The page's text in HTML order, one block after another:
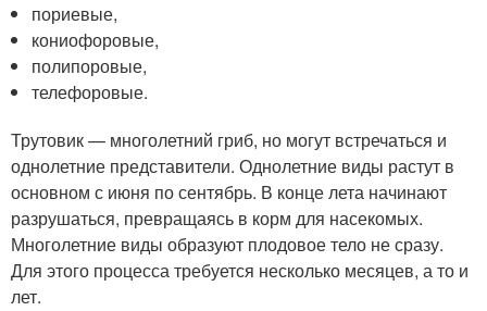
пориевые,
кониофоровые,
полипоровые,
телефоровые.
Трутовик — многолетний гриб, но могут встречаться и
однолетние представители. Однолетние виды растут в
основном с июня по сентябрь. В конце лета начинают
разрушаться, превращаясь в корм для насекомых.
Многолетние виды образуют плодовое тело не сразу.
Для этого процесса требуется несколько месяцев, а то и
лет.